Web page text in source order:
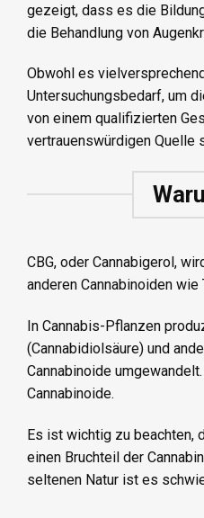
gezeigt, dass es die
die Behandlung von
Obwohl es
Untersuchungsbedarf, um
von einem qualifizierten
vertrauenswürdigen Quelle
CBG, oder Cannabigerol,
anderen Cannabinoiden wie
In Cannabis-Pflanzen
(Cannabidiolsäure) und
Cannabinoide
Cannabinoide.
Es ist wichtig zu beachten,
einen Bruchteil der
seltenen Natur ist es